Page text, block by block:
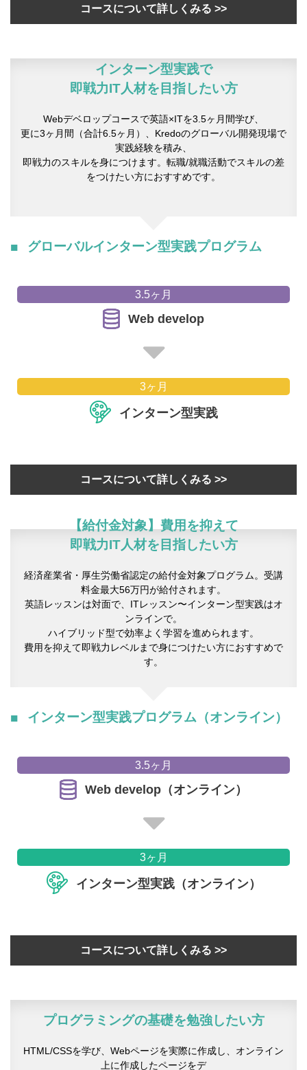
コースについて詳しくみる >>
インターン型実践で
即戦力IT人材を目指したい方
Webデベロップコースで英語×ITを3.5ヶ月間学び、
更に3ヶ月間（合計6.5ヶ月）、Kredoのグローバル開発現場で
実践経験を積み、
即戦力のスキルを身につけます。転職/就職活動でスキルの差
をつけたい方におすすめです。
グローバルインターン型実践プログラム
3.5ヶ月
Web develop
3ヶ月
インターン型実践
コースについて詳しくみる >>
【給付金対象】費用を抑えて
即戦力IT人材を目指したい方
経済産業省・厚生労働省認定の給付金対象プログラム。受講
料金最大56万円が給付されます。
英語レッスンは対面で、ITレッスン〜インターン型実践はオ
ンラインで。
ハイブリッド型で効率よく学習を進められます。
費用を抑えて即戦力レベルまで身につけたい方におすすめで
す。
インターン型実践プログラム（オンライン）
3.5ヶ月
Web develop（オンライン）
3ヶ月
インターン型実践（オンライン）
コースについて詳しくみる >>
プログラミングの基礎を勉強したい方
HTML/CSSを学び、Webページを実際に作成し、オンライン
上に作成したページをデ